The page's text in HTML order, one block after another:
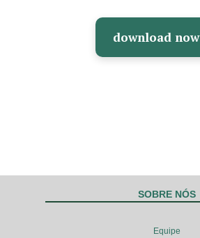
download now
SOBRE NÓS
Equipe